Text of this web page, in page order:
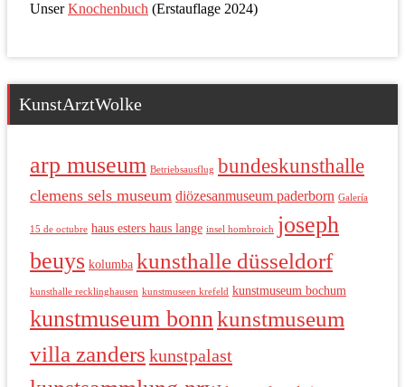
UnserKnochenbuch (Erstauflage 2024)
KunstArztWolke
arp museum Betriebsausflug bundeskunsthalle
clemens sels museum diözesanmuseum paderborn Galería
15 de octubre haus esters haus lange insel hombroich joseph
beuys kolumba kunsthalle düsseldorf
kunsthalle recklinghausen kunstmuseen krefeld kunstmuseum bochum
kunstmuseum bonnkunstmuseum
villa zanders kunstpalast